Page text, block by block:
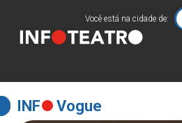
Você está na cidade de:
INF Vogue